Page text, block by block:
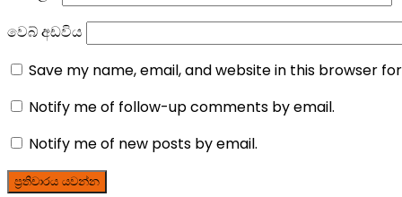
වෙබ් අඩවිය
Save my name, email, and website in this browser
Notify me of follow-up comments by email.
Notify me of new posts by email.